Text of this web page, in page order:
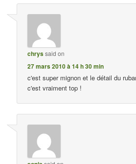
chryssaid on
27 mars 2010 à 14 h 30 min
c'est super mignon et le détail du
c'est vraiment top !